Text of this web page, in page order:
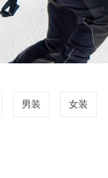
男装 女装